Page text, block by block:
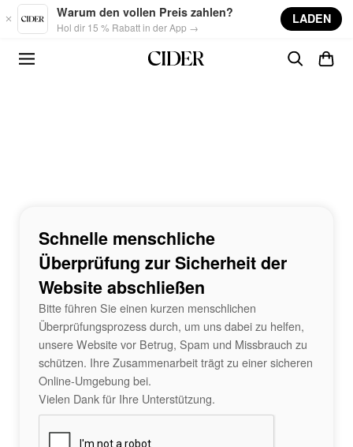
Skip to main content
Warum den vollen Preis zahlen?
Hol dir 15 % Rabatt in der App →
LADEN
Schnelle menschliche
Überprüfung zur Sicherheit der
Website abschließen
Bitte führen Sie einen kurzen menschlichen
Überprüfungsprozess durch, um uns dabei zu helfen,
unsere Website vor Betrug, Spam und Missbrauch zu
schützen. Ihre Zusammenarbeit trägt zu einer sicheren
Online-Umgebung bei.
Vielen Dank für Ihre Unterstützung.